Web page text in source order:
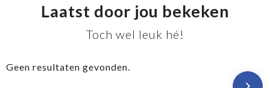
Laatst door jou bekeken
Toch wel leuk hé!
Geen resultaten gevonden.